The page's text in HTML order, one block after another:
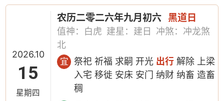
2026.10
15
星期四
农历二零二六年九月初六 黑道日
值神：白虎 建星：建日
冲煞：冲龙煞
北
宜 祭祀 祈福 求嗣 开光 出行 解除 上梁
入宅 移徙 安床 安门 纳财 纳畜 造畜
稠